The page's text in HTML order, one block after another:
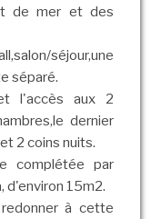
de mer et des
séjour,une
séparé.
l'accès aux 2
dernier
2 coins nuits.
complétée par
d'environ 15m2.
à cette